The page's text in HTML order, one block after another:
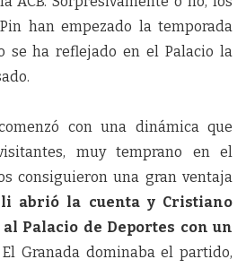
han empezado la temporada
se ha reflejado en el Palacio la
con una dinámica que
muy temprano en el
consiguieron una gran ventaja
abrió la cuenta y Cristiano
Palacio de Deportes con un
El Granada dominaba el partido,